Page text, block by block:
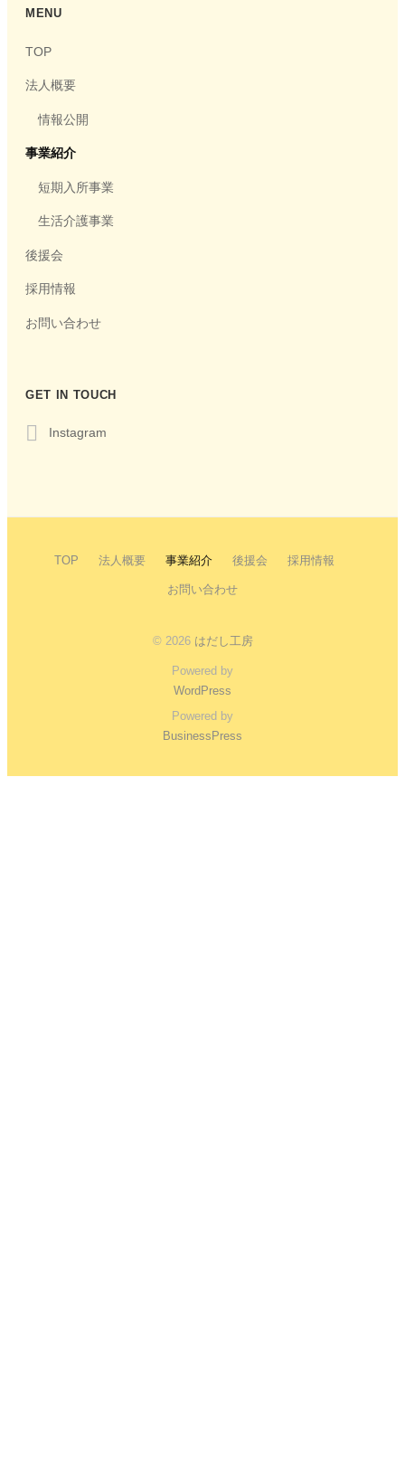
MENU
TOP
法人概要
情報公開
事業紹介
短期入所事業
生活介護事業
後援会
採用情報
お問い合わせ
GET IN TOUCH
Instagram
TOP 法人概要 事業紹介 後援会 採用情報
お問い合わせ
© 2026 はだし工房
Powered by
WordPress
Powered by
BusinessPress